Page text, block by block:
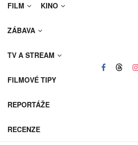
FILM KINO
ZÁBAVA
TV A STREAM
FILMOVÉ TIPY
REPORTÁŽE
RECENZE